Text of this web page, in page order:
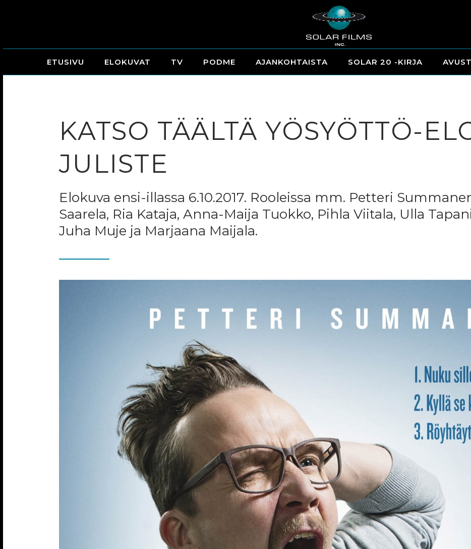
ETUSIVU ELOKUVAT TV PODME AJANKOHTAISTA SOLAR 20 -KIRJA
KATSO TÄÄLTÄ YÖSYÖTTÖ-
JULISTE
Elokuva ensi-illassa 6.10.2017. Rooleissa mm. Petteri
Saarela, Ria Kataja, Anna-Maija Tuokko, Pihla Viitala, Ulla
Juha Muje ja Marjaana Maijala.